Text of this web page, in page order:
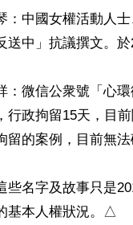
：中國女權活動人
送中」抗議撰文。
：微信公衆號「心
行政拘留15天，目
留的案例，目前無法
些名字及故事只是
基本人權狀況。△